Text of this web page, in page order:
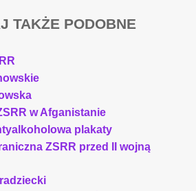
TAKŻE PODOBNE
w Afganistanie
plakaty
ZSRR przed II wojną